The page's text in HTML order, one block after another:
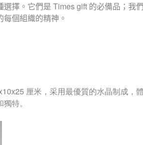
擇。它們是 Times gift 的必備品；我
個組織的精神。
厘米，采用最優質的水晶制成，
特。